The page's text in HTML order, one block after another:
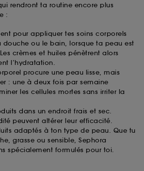
rendront ta routine encore plus
:
pour appliquer tes soins corporels
douche ou le bain, lorsque ta peau est
crèmes et huiles pénètrent alors
l’hydratation.
procure une peau lisse, mais
: une à deux fois par semaine
les cellules mortes sans irriter la
dans un endroit frais et sec.
peuvent altérer leur efficacité.
adaptés à ton type de peau. Que tu
grasse ou sensible, Sephora
spécialement formulés pour toi.